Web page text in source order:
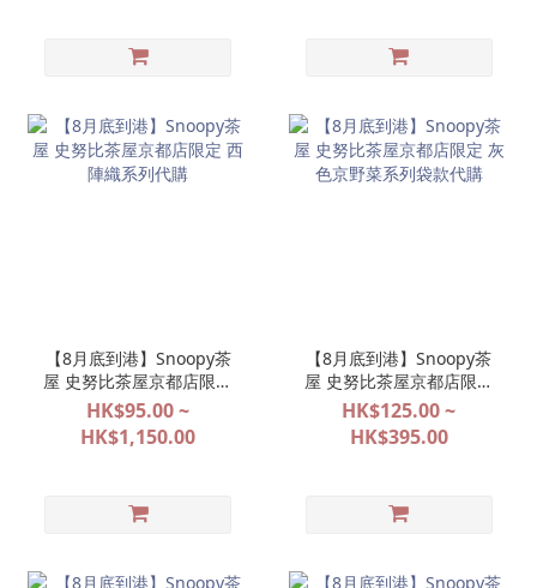
【8月底到港】Snoopy茶
屋 史努比茶屋京都店限定
西陣織系列代購
HK$95.00 ~
HK$1,150.00
【8月底到港】Snoopy茶
屋 史努比茶屋京都店限定
灰色京野菜系列袋款代購
HK$125.00 ~
HK$395.00